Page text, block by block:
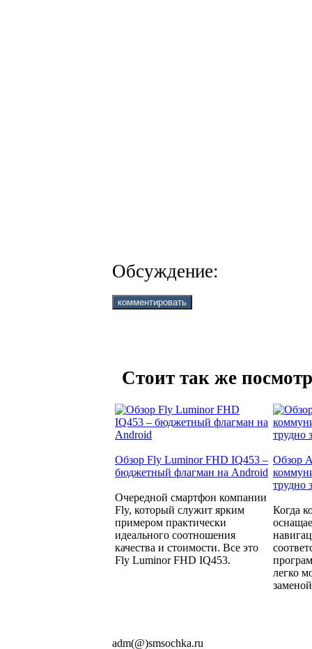
Обсуждение:
Стоит так же
Обзор Fly Luminor FHD IQ453 –
бюджетный флагман на Android
Очередной смартфон компании
Fly, который служит ярким
примером практически
идеального соотношения
качества и стоимости. Все это
Fly Luminor FHD IQ453.
Обзор
трудно
Когда
легко
adm(@)smsochka.ru